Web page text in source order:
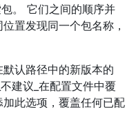
。 它们之间的顺序并
置发现同一个包名称，
认路径中的新版本的
建议_在配置文件中覆
此选项，覆盖任何已配